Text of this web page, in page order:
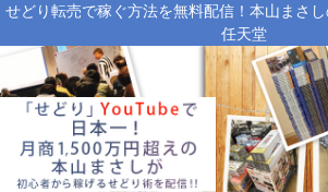
せどり転売で稼ぐ方法を無料配信！本山まさ
任天堂